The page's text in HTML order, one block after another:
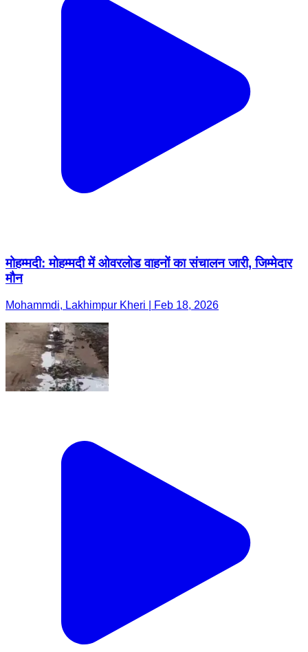
मोहम्मदी: मोहम्मदी में ओवरलोड वाहनों का संचालन जारी, जिम्मेदार
मौन
Mohammdi, Lakhimpur Kheri | Feb 18, 2026